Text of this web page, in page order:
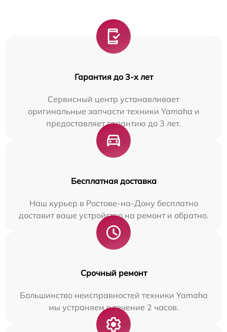
Гарантия до 3-х лет
Сервисный центр устанавливает
оригинальные запчасти техники Yamaha и
предоставляет гарантию до 3 лет.
Бесплатная доставка
Наш курьер в Ростове-на-Дону бесплатно
доставит ваше устройство на ремонт и обратно.
Срочный ремонт
Большинство неисправностей техники Yamaha
мы устраняем в течение 2 часов.